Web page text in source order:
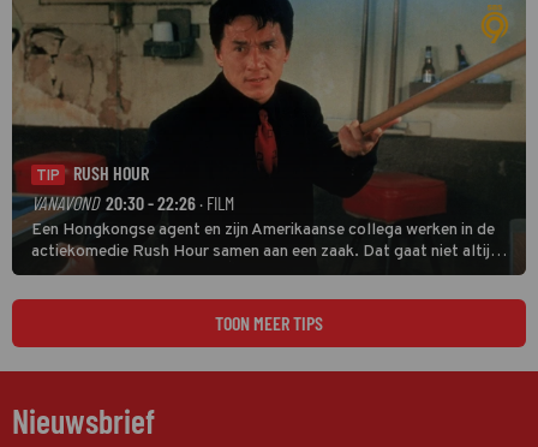
TIP
RUSH HOUR
VANAVOND 20:30 - 22:26 · FILM
Een Hongkongse agent en zijn Amerikaanse collega werken in de
actiekomedie Rush Hour samen aan een zaak. Dat gaat niet altijd
van een leien dakje.
TOON MEER TIPS
Nieuwsbrief